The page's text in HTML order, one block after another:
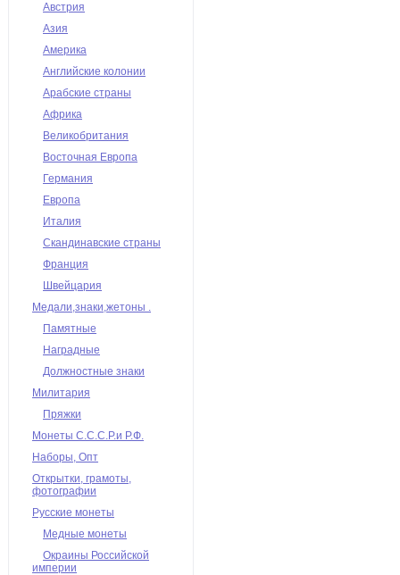
Австрия
Азия
Америка
Английские колонии
Арабские страны
Африка
Великобритания
Восточная Европа
Германия
Европа
Италия
Скандинавские страны
Франция
Швейцария
Медали,знаки,жетоны .
Памятные
Наградные
Должностные знаки
Милитария
Пряжки
Монеты С.С.С.Р.и Р.Ф.
Наборы, Опт
Открытки, грамоты,
фотографии
Русские монеты
Медные монеты
Окраины Российской
империи